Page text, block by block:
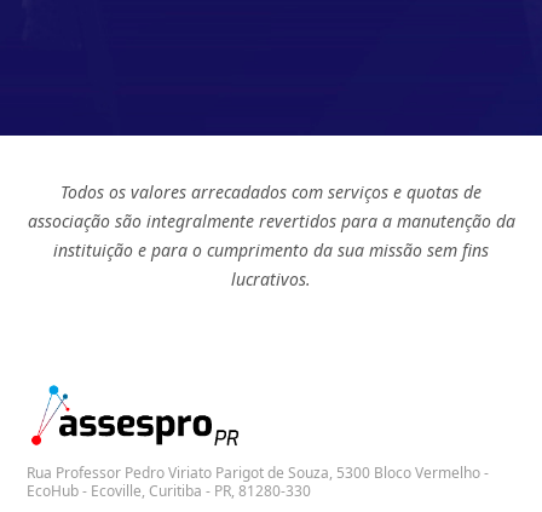
Todos os valores arrecadados com serviços e quotas de
associação são integralmente revertidos para a manutenção da
instituição e para o cumprimento da sua missão sem fins
lucrativos.
Rua Professor Pedro Viriato Parigot de Souza, 5300 Bloco Vermelho -
EcoHub - Ecoville, Curitiba - PR, 81280-330